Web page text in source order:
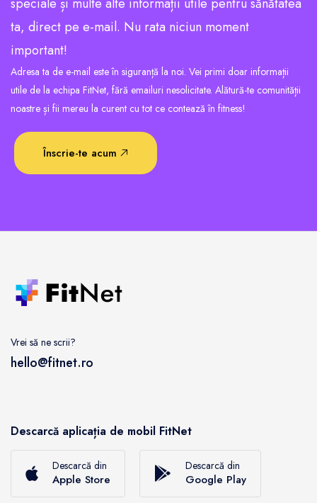
ta, direct pe e-mail. Nu rata niciun moment
important!
Adresa ta de e-mail este în siguranță la noi. Vei primi doar informații
utile de la echipa FitNet, fără emailuri nesolicitate. Alătură-te comunității
noastre și fii mereu la curent cu tot ce contează în fitness!
Înscrie-te acum
Vrei să ne scrii?
hello@fitnet.ro
Descarcă aplicația de mobil FitNet
Descarcă din
Apple Store
Descarcă din
Google Play